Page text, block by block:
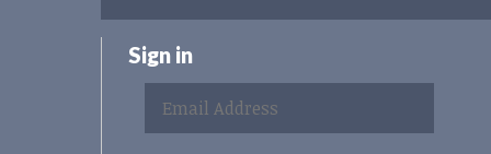
Sign in